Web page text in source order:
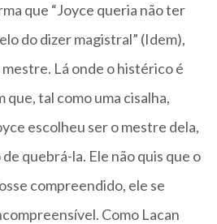
que “Joyce queria não ter
do dizer magistral” (Idem),
Lá onde o histérico é
que, tal como uma cisalha,
escolheu ser o mestre dela,
quebrá-la. Ele não quis que o
compreendido, ele se
Como Lacan